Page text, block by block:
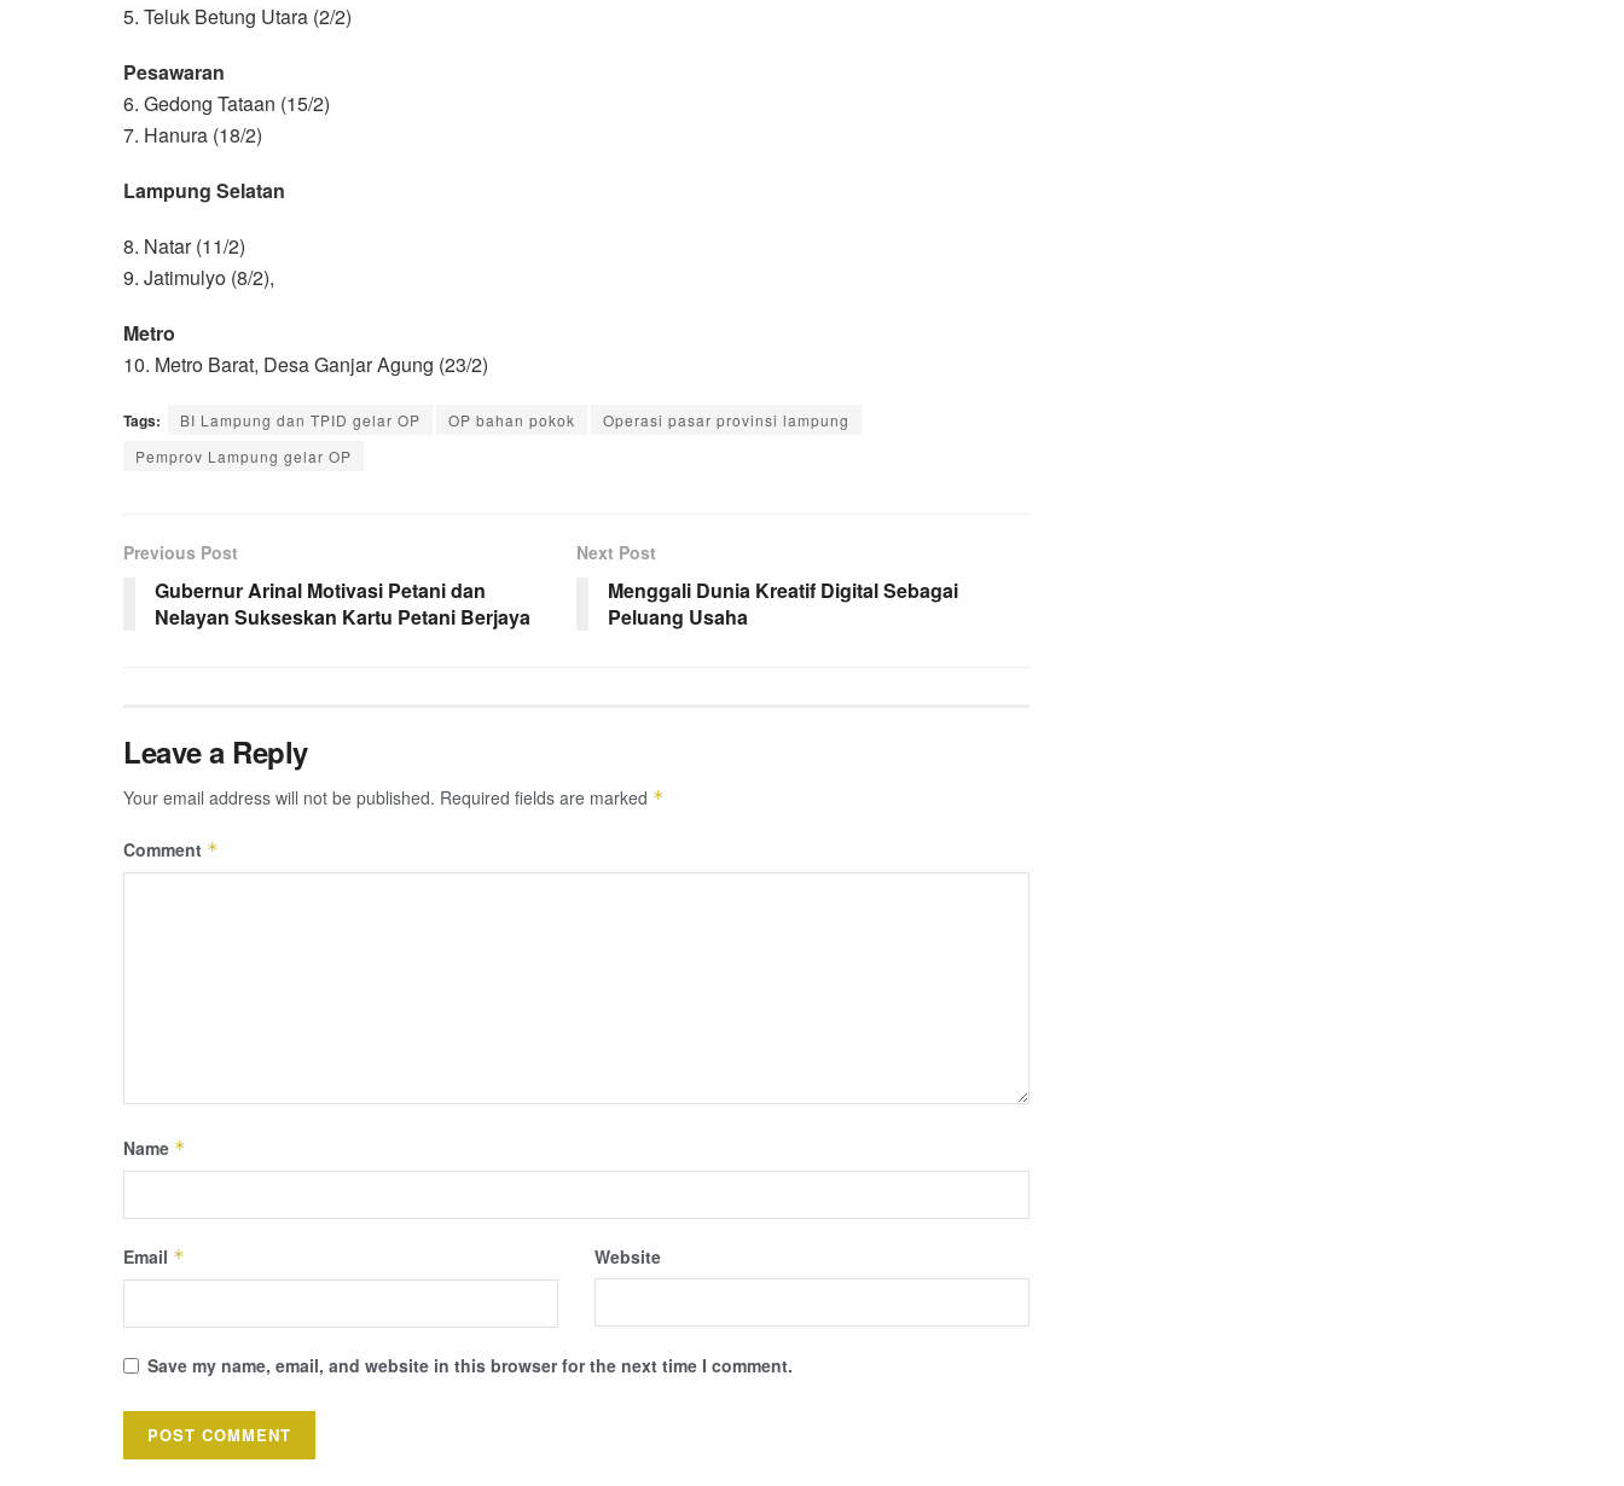
5. Teluk Betung Utara (2/2)
Pesawaran
6. Gedong Tataan (15/2)
7. Hanura (18/2)
Lampung Selatan
8. Natar (11/2)
9. Jatimulyo (8/2),
Metro
10. Metro Barat, Desa Ganjar Agung (23/2)
Tags: BI Lampung dan TPID gelar OP OP bahan pokok
Operasi pasar provinsi lampung
Pemprov Lampung gelar OP
Previous Post
Gubernur Arinal Motivasi Petani dan
Nelayan Sukseskan Kartu Petani Berjaya
Next Post
Menggali Dunia Kreatif Digital Sebagai
Peluang Usaha
Leave a Reply
Your email address will not be published. Required fields are marked *
Comment *
Name *
Email * Website
Save my name, email, and website in this browser for the next time I comment.